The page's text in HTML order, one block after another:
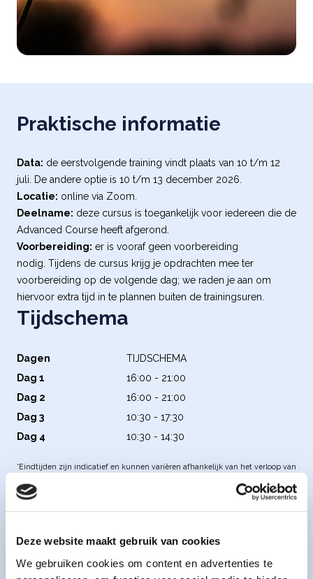
Deze website maakt gebruik van cookies
We gebruiken cookies om content en advertenties te
Praktische informatie
Data: de eerstvolgende training vindt plaats van 10 t/m 12
juli. De andere optie is 10 t/m 13 december 2026.
Locatie: online via Zoom.
Deelname: deze cursus is toegankelijk voor iedereen die de
Advanced Course heeft afgerond.
Voorbereiding: er is vooraf geen voorbereiding
nodig. Tijdens de cursus krijg je opdrachten mee ter
voorbereiding op de volgende dag; we raden je aan om
hiervoor extra tijd in te plannen buiten de trainingsuren.
Tijdschema
Dagen
TIJDSCHEMA
Dag 1
16:00 - 21:00
Dag 2
16:00 - 21:00
Dag 3
10:30 - 17:30
Dag 4
10:30 - 14:30
*Eindtijden zijn indicatief en kunnen variëren afhankelijk van het verloop van
de dag.
is voor je.